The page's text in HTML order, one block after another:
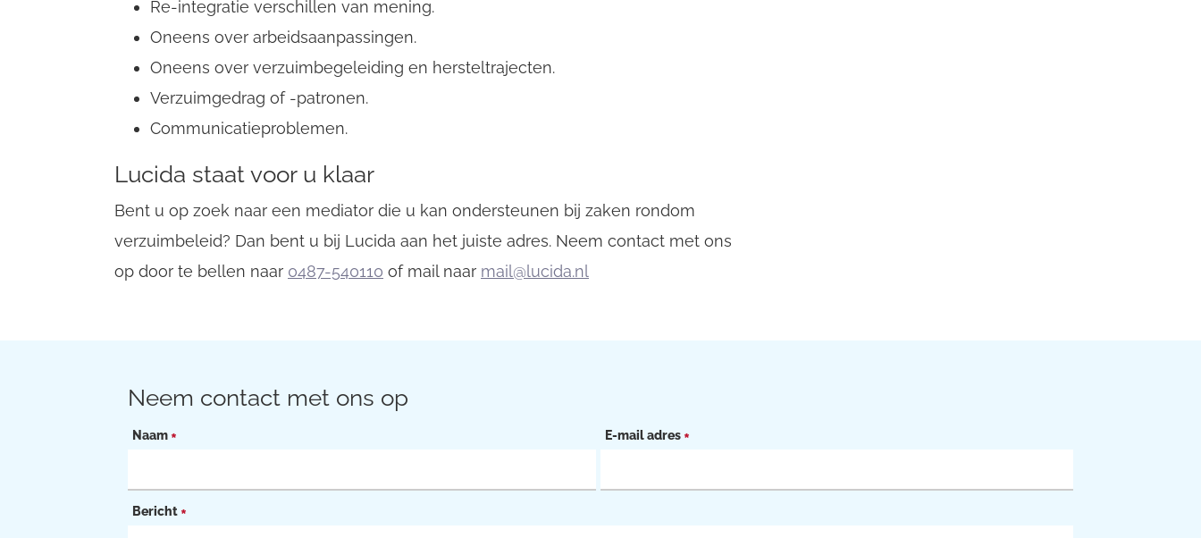
Re-integratie verschillen van mening.
Oneens over arbeidsaanpassingen.
Oneens over verzuimbegeleiding en hersteltrajecten.
Verzuimgedrag of -patronen.
Communicatieproblemen.
Lucida staat voor u klaar
Bent u op zoek naar een mediator die u kan ondersteunen bij zaken rondom
verzuimbeleid? Dan bent u bij Lucida aan het juiste adres. Neem contact met ons
op door te bellen naar 0487-540110 of mail naar mail@lucida.nl
Neem contact met ons op
Naam * E-mail adres *
Bericht *